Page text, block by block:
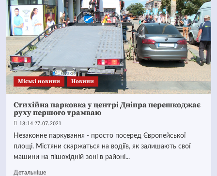
Mіські новини Новини
Стихійна парковка у центрі Дніпра перешкоджає
руху першого трамваю
18:14 27.07.2021
Незаконне паркування - просто посеред Європейської
площі. Містяни скаржаться на водіїв, як залишають свої
машини на пішохідній зоні в районі...
Детальніше